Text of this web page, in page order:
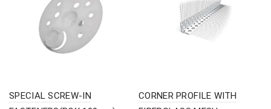
SPECIAL SCREW-IN
CORNER PROFILE WITH